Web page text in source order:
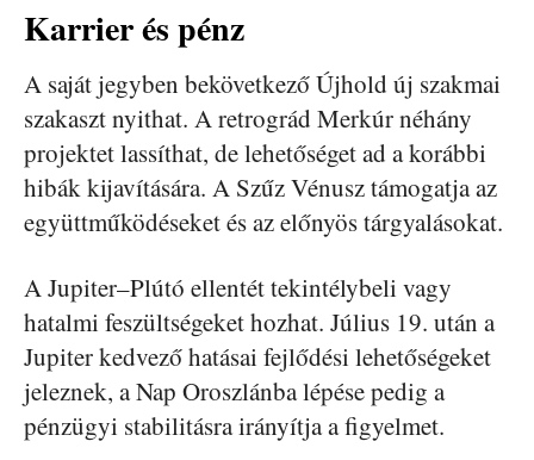
Karrier és pénz
A saját jegyben bekövetkező Újhold új szakmai
szakaszt nyithat. A retrográd Merkúr néhány
projektet lassíthat, de lehetőséget ad a korábbi
hibák kijavítására. A Szűz Vénusz támogatja az
együttműködéseket és az előnyös tárgyalásokat.
A Jupiter–Plútó ellentét tekintélybeli vagy
hatalmi feszültségeket hozhat. Július 19. után a
Jupiter kedvező hatásai fejlődési lehetőségeket
jeleznek, a Nap Oroszlánba lépése pedig a
pénzügyi stabilitásra irányítja a figyelmet.